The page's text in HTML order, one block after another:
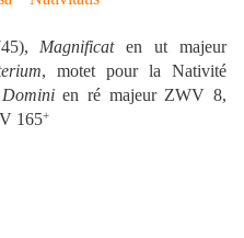
Magnificaten ut majeur
, motet pour la Nativité
en ré majeur ZWV 8,
165+